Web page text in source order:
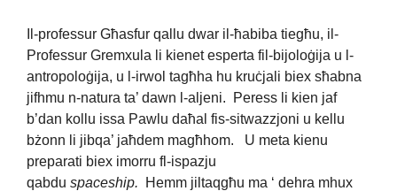
Il-professur Għasfur qallu dwar il-ħabiba tiegħu, il-
Professur Gremxula li kienet esperta fil-bijoloġija u l-
antropoloġija, u l-irwol tagħha hu kruċjali biex sħabna
jifhmu n-natura ta’ dawn l-aljeni. Peress li kien jaf
b’dan kollu issa Pawlu daħal fis-sitwazzjoni u kellu
bżonn li jibqa’ jaħdem magħhom. U meta kienu
preparati biex imorru fl-ispazju
qabdu spaceship.
Hemm jiltaqgħu ma ‘ dehra mhux